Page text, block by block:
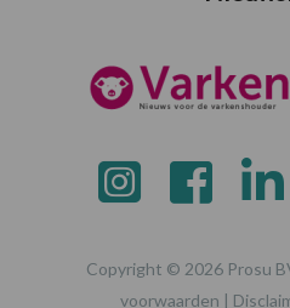
Copyright © 2026 Prosu
voorwaarden